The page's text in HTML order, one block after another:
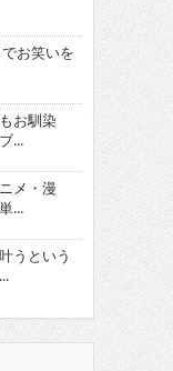
お笑いを
お馴染
...
メ・漫
...
うという